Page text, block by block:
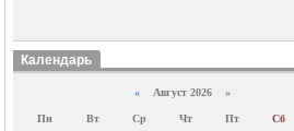
Календарь
« Август 2026 »
Пн Вт Ср Чт Пт Сб